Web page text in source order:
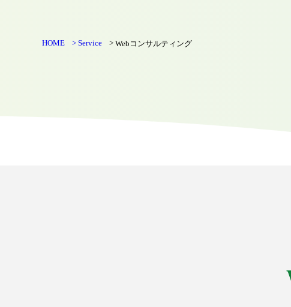
HOME Service Webコンサルティング